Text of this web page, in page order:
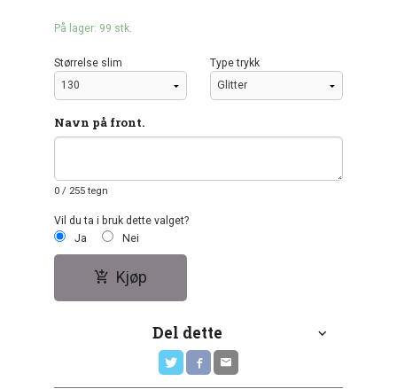
På lager: 99 stk.
Størrelse slim Type trykk
Navn på front.
0 / 255 tegn
Vil du ta i bruk dette valget?
Ja
Nei
Kjøp
Del dette